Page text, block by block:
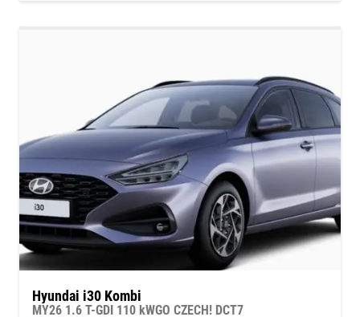
Hyundai i30 Kombi
MY26 1.6 T-GDI 110 kWGO CZECH! DCT7